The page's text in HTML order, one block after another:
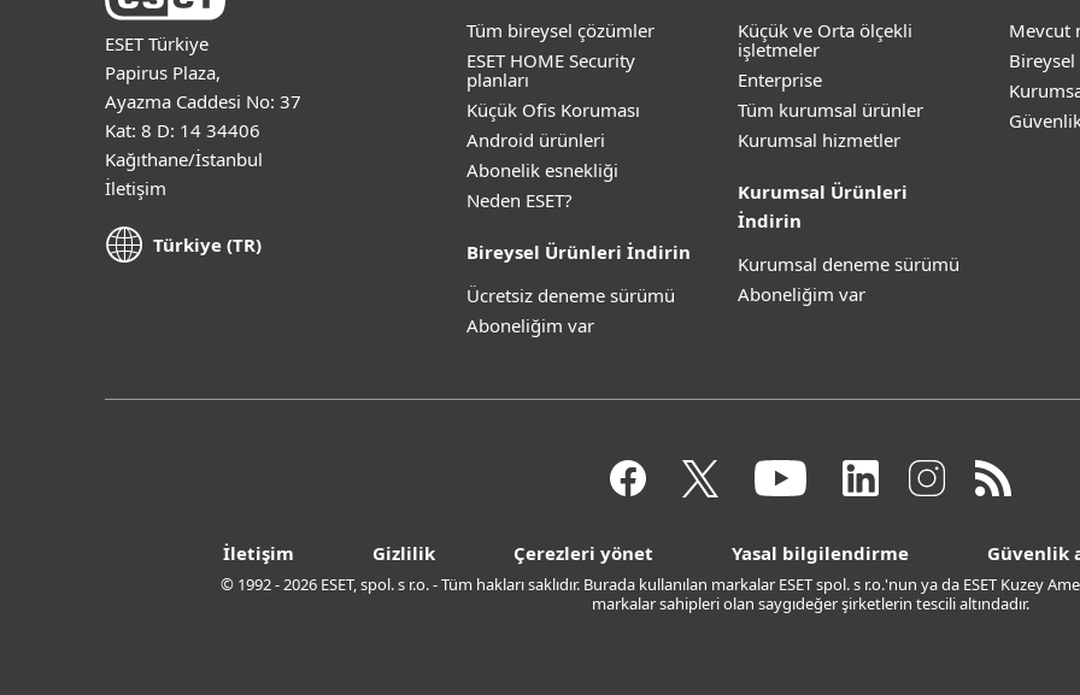
ESET Türkiye
Papirus Plaza,
Ayazma Caddesi No: 37
Kat: 8 D: 14 34406
Kağıthane/İstanbul
İletişim
Türkiye (TR)
Tüm bireysel çözümler
ESET HOME Security
planları
Küçük Ofis Koruması
Android ürünleri
Abonelik esnekliği
Neden ESET?
Bireysel Ürünleri İndirin
Ücretsiz deneme sürümü
Aboneliğim var
Küçük ve Orta ölçekli
işletmeler
Enterprise
Tüm kurumsal ürünler
Kurumsal hizmetler
Kurumsal Ürünleri
İndirin
Kurumsal deneme sürümü
Aboneliğim var
Mevcut
İletişim Gizlilik Çerezleri yönet Yasal bilgilendirme Güvenlik
© 1992 - 2026 ESET, spol. s r.o. - Tüm hakları saklıdır. Burada kullanılan markalar ESET spol. s r.o.'nun ya da ESET Kuzey
markalar sahipleri olan saygıdeğer şirketlerin tescili altındadır.